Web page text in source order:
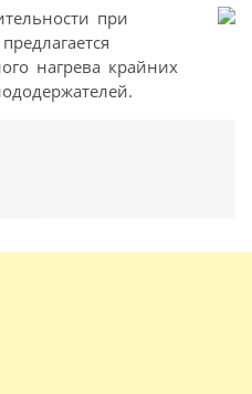
при
нагрева крайних